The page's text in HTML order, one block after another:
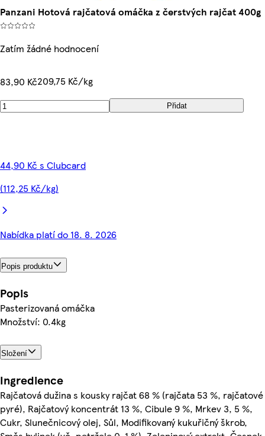
Panzani Hotová rajčatová omáčka z čerstvých rajčat 400g
Zatím žádné hodnocení
83,90 Kč209,75 Kč/kg
Přidat
44,90 Kč s Clubcard
(112,25 Kč/kg)
Nabídka platí do 18. 8. 2026
Popis produktu
Popis
Pasterizovaná omáčka
Množství: 0.4kg
Složení
Ingredience
Rajčatová dužina s kousky rajčat 68 % (rajčata 53 %, rajčatové
pyré), Rajčatový koncentrát 13 %, Cibule 9 %, Mrkev 3, 5 %,
Cukr, Slunečnicový olej, Sůl, Modifikovaný kukuřičný škrob,